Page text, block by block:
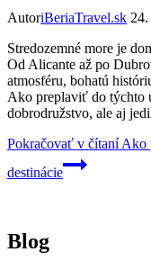
AutoriBeriaTravel.sk
Stredozemné more je
Od Alicante až po
atmosféru, bohatú
Ako preplaviť do týchto
dobrodružstvo, ale aj
Pokračovať v čítaníAko
destinácie
Blog